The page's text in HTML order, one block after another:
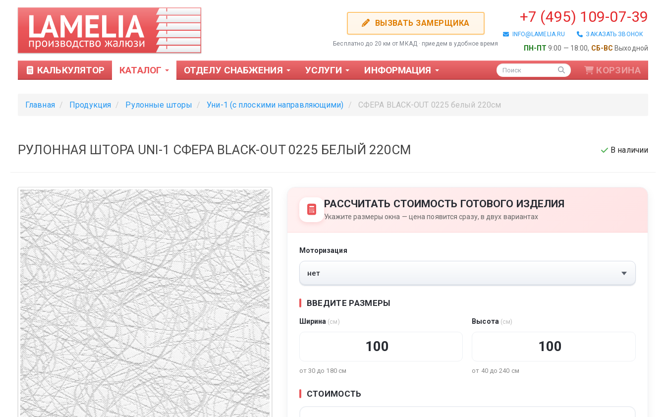
ВЫЗВАТЬ ЗАМЕРЩИКА
Бесплатно до 20 км от МКАД · приедем в удобное время
+7 (495) 109-07-39
INFO@LAMELIA.RU ЗАКАЗАТЬ ЗВОНОК
ПН-ПТ 9:00 — 18:00, СБ-ВС Выходной
КАЛЬКУЛЯТОР КАТАЛОГ
Мультифактура
ОТДЕЛУ СНАБЖЕНИЯ УСЛУГИ ИНФОРМАЦИЯ Поиск КОРЗИНА
Главная Продукция Рулонные шторы Уни-1 (с плоскими направляющими) СФЕРА BLACK-OUT 0225 белый 220см
РУЛОННАЯ ШТОРА UNI-1 СФЕРА BLACK-OUT 0225 БЕЛЫЙ 220СМ В наличии
РАССЧИТАТЬ СТОИМОСТЬ ГОТОВОГО ИЗДЕЛИЯ
Укажите размеры окна — цена появится сразу, в двух вариантах
Моторизация
ВВЕДИТЕ РАЗМЕРЫ
Ширина (см)
от 30 до 180 см
Высота (см)
от 40 до 240 см
СТОИМОСТЬ